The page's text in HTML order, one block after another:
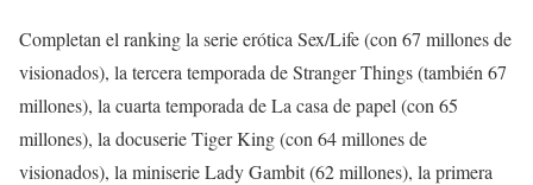
Completan el ranking la serie erótica Sex/Life (con 67 millones de
visionados), la tercera temporada de Stranger Things (también 67
millones), la cuarta temporada de La casa de papel (con 65
millones), la docuserie Tiger King (con 64 millones de
visionados), la miniserie Lady Gambit (62 millones), la primera